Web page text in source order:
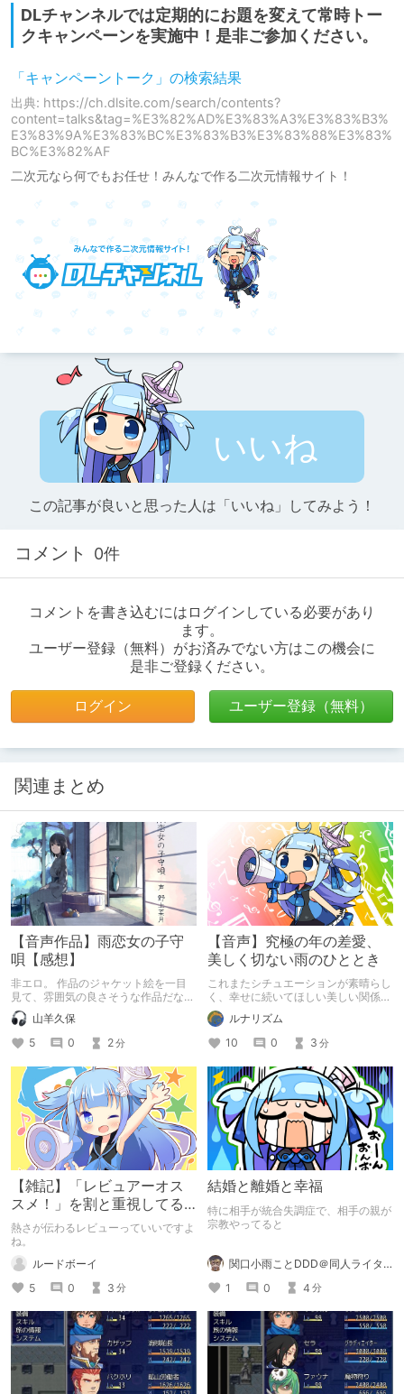
DLチャンネルでは定期的にお題を変えて常時トー
クキャンペーンを実施中！是非ご参加ください。
「キャンペーントーク」の検索結果
出典: https://ch.dlsite.com/search/contents?
content=talks&tag=%E3%82%AD%E3%83%A3%E3%83%B3%
E3%83%9A%E3%83%BC%E3%83%B3%E3%83%88%E3%83%
BC%E3%82%AF
二次元なら何でもお任せ！みんなで作る二次元情報サイト！
いいね
この記事が良いと思った人は「いいね」してみよう！
コメント 0件
コメントを書き込むにはログインしている必要があり
ます。
ユーザー登録（無料）がお済みでない方はこの機会に
是非ご登録ください。
ログイン ユーザー登録（無料）
関連まとめ
【音声作品】雨恋女の子守
唄【感想】
非エロ。 作品のジャケット絵を一目
見て、雰囲気の良さそうな作品だなぁ
と体験版を視聴後、イメージと作品内
容が違わず、終始穏やかで少し儚げな
雰囲気が気に入り、購入しました。
ジャケット絵のタッチが琴線に触れた
のもありますが、雨音を主体とした作
品というのもダイレクトに響きまし
た。 雨音・耳かき・耳舐め・声の組
み合わせがうまいこと料理されている
作品です。
山羊久保
5
0 2分
【音声】究極の年の差愛、
美しく切ない雨のひととき
これまたシチュエーションが素晴らし
く、幸せに続いてほしい美しい関係に
酔っちゃうよ……な音声作品を紹介し
ます。ルナリズム
10
0 3 分
【雑記】「レビュアーオス
スメ！」を割と重視してる
ってお話
熱さが伝わるレビューっていいですよ
ね。
ルードボーイ
5
0 3 分
結婚と離婚と幸福
特に相手が統合失調症で、相手の親が
宗教やってると
関口小雨ことDDD＠同人ライター
1
0 4 分